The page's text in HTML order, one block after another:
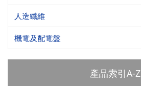
人造纖維
機電及配電盤
產品索引A-Z